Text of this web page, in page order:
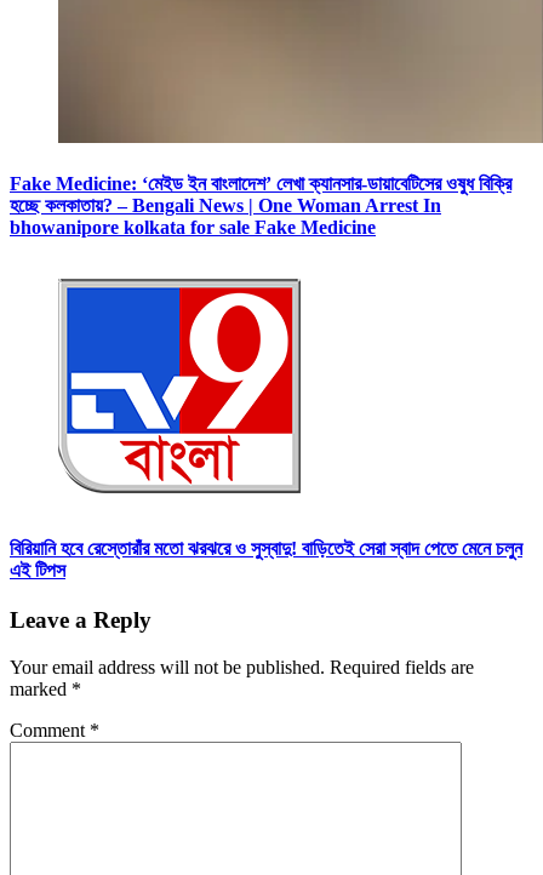
Fake Medicine: ‘মেইড ইন বাংলাদেশ’ লেখা ক্যানসার-ডায়াবেটিসের ওষুধ বিক্রি
হচ্ছে কলকাতায়? – Bengali News | One Woman Arrest In
bhowanipore kolkata for sale Fake Medicine
বিরিয়ানি হবে রেস্তোরাঁর মতো ঝরঝরে ও সুস্বাদু! বাড়িতেই সেরা স্বাদ পেতে মেনে চলুন
এই টিপস
Leave a Reply
Your email address will not be published. Required fields are
marked *
Comment *